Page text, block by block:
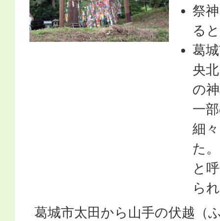
祭
る
葛
央
の
一
細
た
と
ら
葛城市太田から山手の伏越（